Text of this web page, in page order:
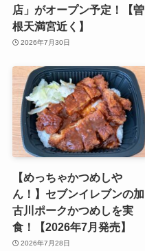
店」がオープン予定！【曽
根天満宮近く】
2026年7月30日
【めっちゃかつめしや
ん！】セブンイレブンの加
古川ポークかつめしを実
食！【2026年7月発売】
2026年7月28日